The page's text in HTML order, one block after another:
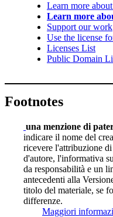
Learn more
Learn more
Support our work
Use the license
Licenses List
Public Domain
Footnotes
una menzione di
indicare il nome del
ricevere l'attribuzione
d'autore, l'informativa
da responsabilità e un
antecedenti alla
titolo del materiale, se
differenze.
Maggiori